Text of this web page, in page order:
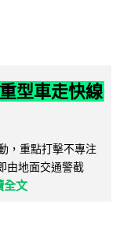
型車走快線
，重點打擊不專注
由地面交通警截
全文